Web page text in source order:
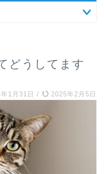
どうしてます
1月31日 / 2025年2月5日